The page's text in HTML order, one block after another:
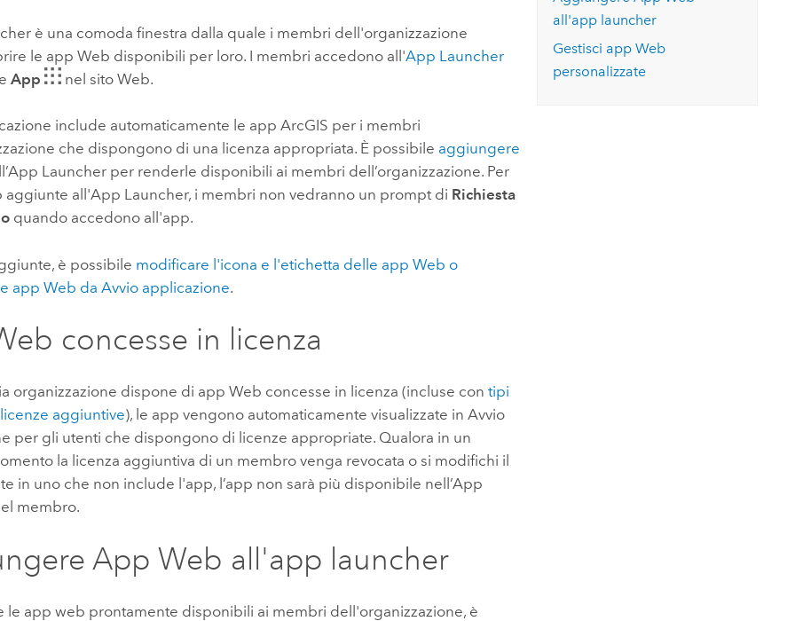
Esplorare ArcGIS Pro
Leggi la storia
è una comoda finestra dalla quale i membri dell'organizzazione
le app Web disponibili per loro. I membri accedono all'App Launcher
App nel sito Web.
include automaticamente le app ArcGIS per i membri
che dispongono di una licenza appropriata. È possibile aggiungere
Launcher per renderle disponibili ai membri dell’organizzazione. Per
aggiunte all'App Launcher, i membri non vedranno un prompt di Richiesta
quando accedono all'app.
è possibile modificare l'icona e l'etichetta delle app Web o
app Web da Avvio applicazione.
concesse in licenza
organizzazione dispone di app Web concesse in licenza (incluse contipi
licenze aggiuntive), le app vengono automaticamente visualizzate in Avvio
per gli utenti che dispongono di licenze appropriate. Qualora in un
la licenza aggiuntiva di un membro venga revocata o si modifichi il
in uno che non include l'app, l’app non sarà più disponibile nell’App
membro.
App Web all'app launcher
le app web prontamente disponibili ai membri dell'organizzazione, è
all'app launcher
Gestisci app Web
personalizzate